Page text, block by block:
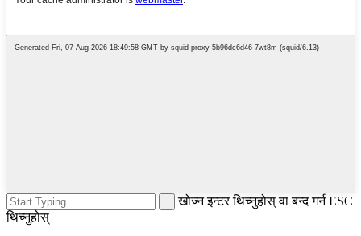
खोज्न इन्टर थिच्नुहोस् वा बन्द गर्न ESC
थिच्नुहोस्